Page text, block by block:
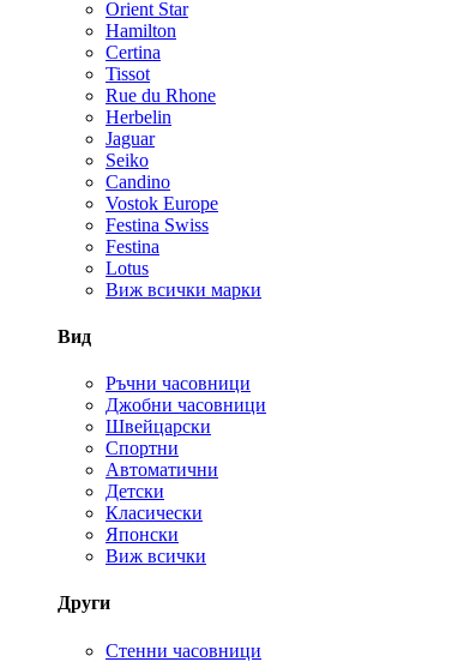
Orient Star
Hamilton
Certina
Tissot
Rue du Rhone
Herbelin
Jaguar
Seiko
Candino
Vostok Europe
Festina Swiss
Festina
Lotus
Виж всички марки
Вид
Ръчни часовници
Джобни часовници
Швейцарски
Спортни
Автоматични
Детски
Класически
Японски
Виж всички
Други
Стенни часовници